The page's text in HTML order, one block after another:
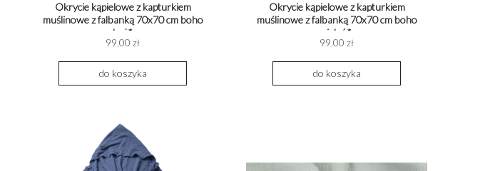
Okrycie kąpielowe z kapturkiem
muślinowe z falbanką 70x70 cm boho
beż*
99,00 zł
do koszyka
Okrycie kąpielowe z kapturkiem
muślinowe z falbanką 70x70 cm boho
zieleń*
99,00 zł
do koszyka